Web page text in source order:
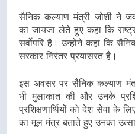
सैनिक कल्याण मंत्री जोशी ने
का जायजा लेते हुए कहा कि
सर्वोपरि है। उन्होंने कहा कि
सरकार निरंतर प्रयासरत है।
इस अवसर पर सैनिक कल्याण
भी मुलाकात की और उनके
प्रशिक्षणार्थियों को देश सेवा के
का मूल मंत्र बताते हुए उनका